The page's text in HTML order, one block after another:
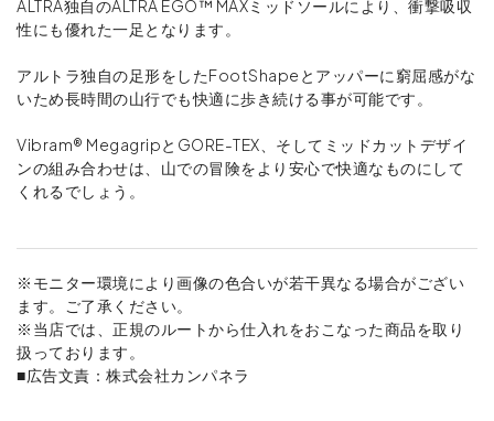
ALTRA独自のALTRA EGO™ MAXミッドソールにより、衝撃吸収
性にも優れた一足となります。
アルトラ独自の足形をしたFootShapeとアッパーに窮屈感がな
いため長時間の山行でも快適に歩き続ける事が可能です。
Vibram® MegagripとGORE-TEX、そしてミッドカットデザイ
ンの組み合わせは、山での冒険をより安心で快適なものにして
くれるでしょう。
※モニター環境により画像の色合いが若干異なる場合がござい
ます。ご了承ください。
※当店では、正規のルートから仕入れをおこなった商品を取り
扱っております。
■広告文責：株式会社カンパネラ